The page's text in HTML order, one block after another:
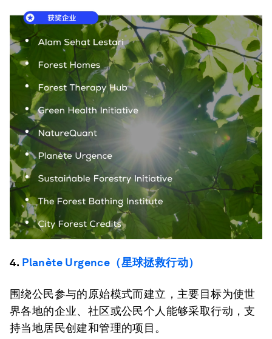
4. Planète Urgence（星球拯救行动）
围绕公民参与的原始模式而建立，主要目标为使世
界各地的企业、社区或公民个人能够采取行动，支
持当地居民创建和管理的项目。